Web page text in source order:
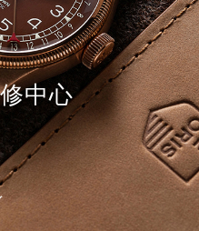
中心
服务网络优化升级公告